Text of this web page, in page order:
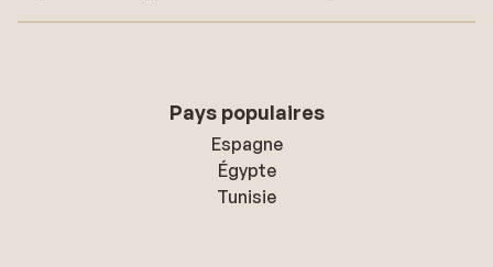
Pays populaires
Espagne
Égypte
Tunisie